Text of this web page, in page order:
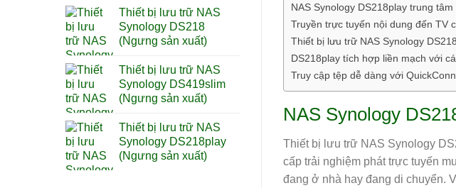
Thiết bị lưu trữ NAS
Synology DS218
(Ngưng sản xuất)
Thiết bị lưu trữ NAS
Synology DS419slim
(Ngưng sản xuất)
Thiết bị lưu trữ NAS
Synology DS218play
(Ngưng sản xuất)
NAS Synology DS218play trung
Truyền trực tuyến nội dung đến TV
Thiết bị lưu trữ NAS Synology
DS218play tích hợp liền mạch với
Truy cập tệp dễ dàng với
NAS Synology
Thiết bị lưu trữ NAS Synology
cấp trải nghiệm phát trực tuyến
đang ở nhà hay đang di chuyển.